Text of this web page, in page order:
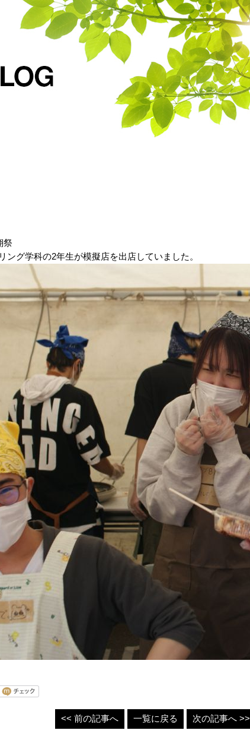
祭
ング学科の2年生が模擬店を出店していました。
<< 前の記事へ 一覧に戻る 次の記事へ >>